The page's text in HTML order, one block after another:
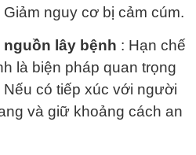
nguy cơ bị cảm cúm.
lây bệnh : Hạn chế
là biện pháp quan trọng
có tiếp xúc với người
và giữ khoảng cách an